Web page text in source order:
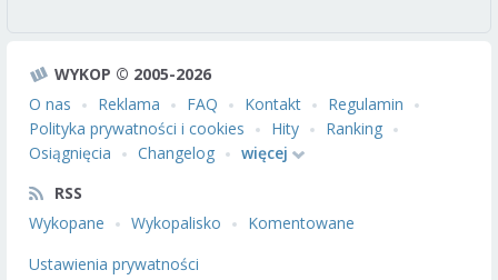
WYKOP © 2005-2026
O nas
Reklama FAQ Kontakt
Regulamin
Polityka prywatności i cookies
Hity
Ranking
Osiągnięcia
Changelog
więcej
RSS
Wykopane
Wykopalisko
Komentowane
Ustawienia prywatności